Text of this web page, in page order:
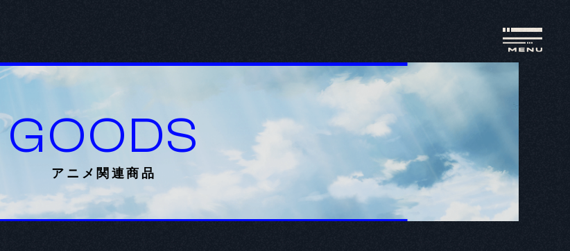
GOODS
アニメ関連商品